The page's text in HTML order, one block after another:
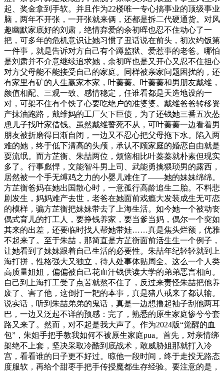
起、奖金拿到手软。并且作为22楼唯一专心搞事业的顶级事业
脑，两年不开张，一开张就来俩，还都是拆二代硬通货。对风
趣幽默家底好的刘肃，绝情弃爱的余初晖也忍不住动心了一
把，可多年的危机意识让她习惯了丑话说在前头，初次约饭第
一件事，就是告诉对方自己有个蹲监狱、爱惹事的老爸。哪怕
是刘肃并不介意继续追求她，余初晖也是又开心又忍不住担心
对方父母能不能接受自己的家庭。同样被亲家问题困扰的，还
有家里有矿的人生赢家本家，叶蓁蓁。叶蓁蓁和男朋友戴维，
颜值相配、三观一致、感情稳定，任谁看都是天造地设的一
对，可架不住有个铁了心要吃绝户的准婆婆。戴维爸爸转移资
产抹油跑路，戴维妈的工厂欠下巨债，为了还钱她三番五次怂
恿儿子找叶家借钱。虽然戴维誓死不从，可叶蓁蓁一边看着男
朋友被折磨得日渐自闭，一边又不忍心把父母拖下水。陷入两
难的她，终于低下清高的头颅，承认不顾家庭的婚恋自由就是
耍流氓。而方芷衡、朱喆两位，烦恼相比叶蓁蓁就朴素但现实
多了。行事彪悍，文能智斗男上司、武能勇擒猥琐男的露西，
居然被一个手无缚鸡之力的小婴儿难住了——她的妹妹绵绵。
方芷衡爸妈在她出国散心时，一意孤行高龄追生二胎。不料悲
剧发生，妈妈难产去世，老爸在她面前戏瘾大发装成生无可恋
的模样，骗方芷衡把妹妹带去了上海生活。如今她一个被动丧
偶式育儿的打工人，要挣钱养家，要当爹当妈，偶尔一个突如
其来的出差，还要临时找人帮她带娃……真是焦头烂额，优雅
不起来了。至于朱喆，那简直是方芷衡面前活生生一个例子，
让她看到了妹妹跟着自己生活的必要性。朱喆年纪轻轻就到上
海打拼，性格强大又独立，待人处事体贴周全。这么一个人类
高质量姐姐，偏偏被自己花血汗钱供读大学的弟弟恶言相向。
自己到上海打工受了点苦就熬不住了，反过来责怪朱喆把他养
废了、害了他，这倒打一耙的本事，真是猪八戒来了都认输。
说实话，听到朱喆弟弟的鬼话，真是一边想撸起袖子刮他两耳
巴，一边又泛起不详的预感：完了，熟悉的原生家庭惨兮兮套
路又来了。然而，对不起是我大声了。作为2024版“觉醒的血
包”，朱姐手把手教我如何不被原生家庭pua。首先，对亲情绑
架绝不上套，坚决采取冷酷到底战术，敢威胁姐那就打入冷
宫，看看谁的日子更不好过。晾他一段时间，终于走投无路态
度服软，再给个甜枣手把手传授魔都生存经验。要注意的是，